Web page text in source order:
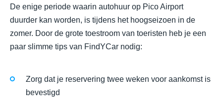
De enige periode waarin autohuur op Pico Airport
duurder kan worden, is tijdens het hoogseizoen in de
zomer. Door de grote toestroom van toeristen heb je een
paar slimme tips van FindYCar nodig:
Zorg dat je reservering twee weken voor aankomst is
bevestigd